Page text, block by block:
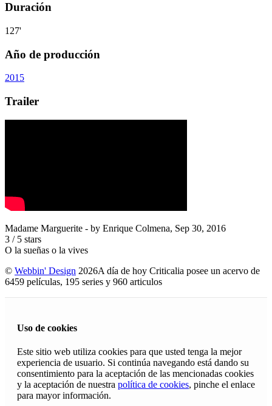
Duración
127'
Año de producción
2015
Trailer
Madame Marguerite - by Enrique Colmena, Sep 30, 2016
3 / 5 stars
O la sueñas o la vives
© Webbin' Design 2026A día de hoy Criticalia posee un acervo de
6459 películas, 195 series y 960 articulos
Uso de cookies
Este sitio web utiliza cookies para que usted tenga la mejor
experiencia de usuario. Si continúa navegando está dando su
consentimiento para la aceptación de las mencionadas cookies
y la aceptación de nuestra política de cookies, pinche el enlace
para mayor información.